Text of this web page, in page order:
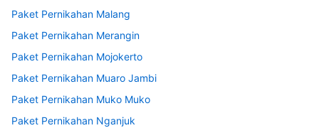
Paket Pernikahan Malang
Paket Pernikahan Merangin
Paket Pernikahan Mojokerto
Paket Pernikahan Muaro Jambi
Paket Pernikahan Muko Muko
Paket Pernikahan Nganjuk